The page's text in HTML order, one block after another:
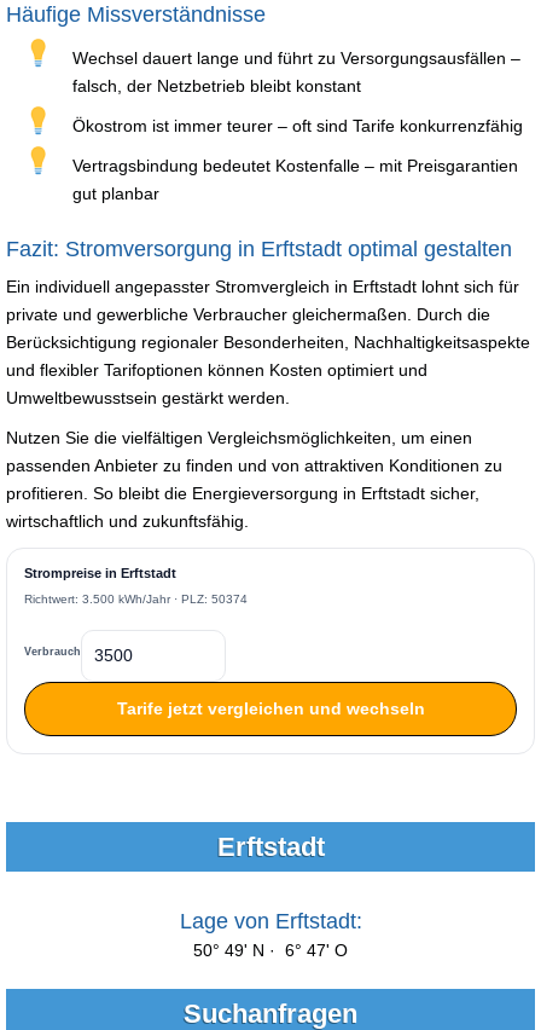
Häufige Missverständnisse
Wechsel dauert lange und führt zu Versorgungsausfällen –
falsch, der Netzbetrieb bleibt konstant
Ökostrom ist immer teurer – oft sind Tarife konkurrenzfähig
Vertragsbindung bedeutet Kostenfalle – mit Preisgarantien
gut planbar
Fazit: Stromversorgung in Erftstadt optimal gestalten
Ein individuell angepasster Stromvergleich in Erftstadt lohnt sich für
private und gewerbliche Verbraucher gleichermaßen. Durch die
Berücksichtigung regionaler Besonderheiten, Nachhaltigkeitsaspekte
und flexibler Tarifoptionen können Kosten optimiert und
Umweltbewusstsein gestärkt werden.
Nutzen Sie die vielfältigen Vergleichsmöglichkeiten, um einen
passenden Anbieter zu finden und von attraktiven Konditionen zu
profitieren. So bleibt die Energieversorgung in Erftstadt sicher,
wirtschaftlich und zukunftsfähig.
Strompreise in Erftstadt
Richtwert: 3.500 kWh/Jahr · PLZ: 50374
Verbrauch
Tarife jetzt vergleichen und wechseln
Erftstadt
Lage von Erftstadt:
50° 49' N · 6° 47' O
Suchanfragen